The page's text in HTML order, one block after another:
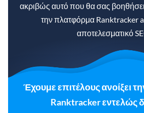
ακριβώς αυτό που θα σας
την πλατφόρμα Ranktracker
αποτελεσματικό
Έχουμε επιτέλους ανοίξει
Ranktracker εντελώς